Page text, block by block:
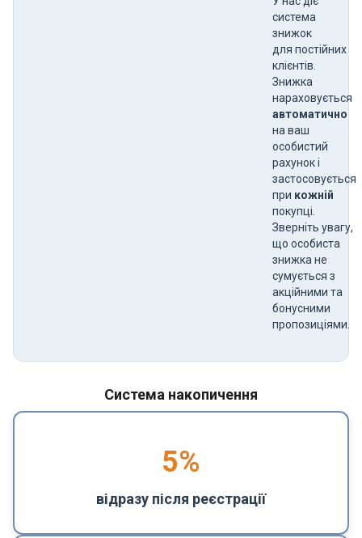
система
знижок
для постійних
клієнтів.
Знижка
нараховується
автоматично
на ваш
особистий
рахунок і
застосовується
при кожній
покупці.
Зверніть увагу,
що особиста
знижка не
сумується з
акційними та
бонусними
пропозиціями.
Система накопичення
5%
відразу після реєстрації